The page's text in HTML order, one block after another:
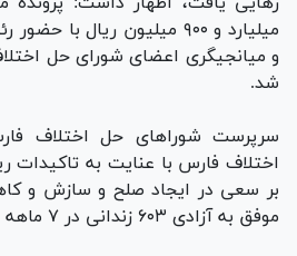
میلیارد و ۹۰۰ میلیون ریال
و میانجیگری اعضای شورای حل
شد.
سرپرست شورا‌های حل اختلاف
اختلاف فارس با عنایت به
بر سعی در ایجاد صلح و سازش و
موفق به آزادی ۶۰۳ زندانی در ۷ ماهه اول سال ۹۹ شده است.